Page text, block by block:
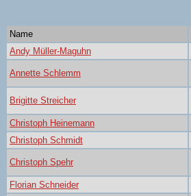
Name
Andy Müller-Maguhn
Annette Schlemm
Brigitte Streicher
Christoph Heinemann
Christoph Schmidt
Christoph Spehr
Florian Schneider